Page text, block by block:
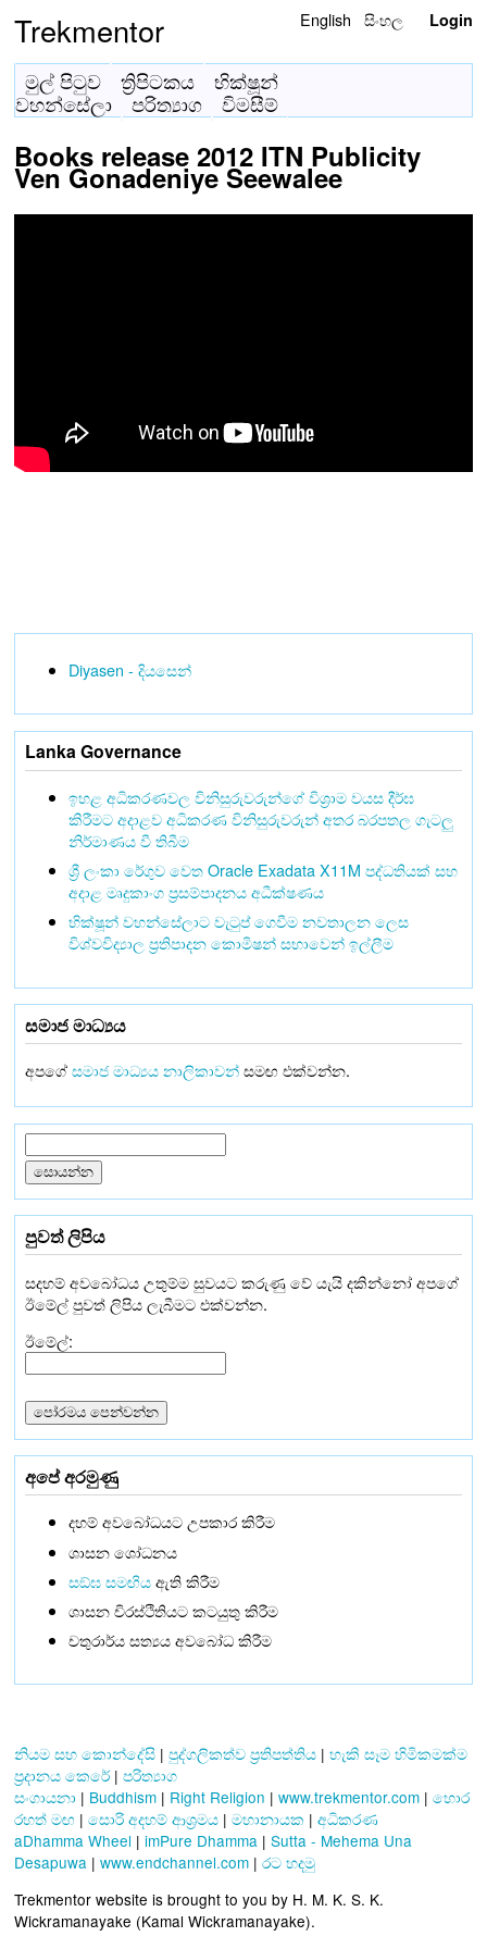
Trekmentor English සිංහල Login
මුල් පිටුව ත්‍රිපිටකය
භික්ෂූන්
වහන්සේලා
පරිත්‍යාග විමසීම්
Books release 2012 ITN Publicity
Ven Gonadeniye Seewalee
Diyasen - දියසෙන්
Lanka Governance
ඉහළ අධිකරණවල විනිසුරුවරුන්ගේ විශ්‍රාම වයස දීර්ඝ
කිරීමට අදාළව අධිකරණ විනිසුරුවරුන් අතර බරපතල ගැටලු
නිර්මාණය වී තිබීම
ශ්‍රී ලංකා රේගුව වෙත Oracle Exadata X11M පද්ධතියක් සහ
අදාළ මෘදුකාංග ප්‍රසම්පාදනය අධීක්ෂණය
භික්ෂූන් වහන්සේලාට වැටුප් ගෙවීම නවතාලන ලෙස
විශ්වවිද්‍යාල ප්‍රතිපාදන කොමිෂන් සභාවෙන් ඉල්ලීම
සමාජ මාධ්‍යය
අපගේසමාජ මාධ්‍යය නාලිකාවන්සමඟ එක්වන්න.
පුවත් ලිපිය
සදහම් අවබෝධය උතුම්ම සුවයට කරුණු වේ යැයි දකින්නෝ අපගේ
ඊමේල් පුවත් ලිපිය ලැබීමට එක්වන්න.
ඊමේල්:
අපේ අරමුණු
දහම් අවබෝධයට උපකාර කිරීම
ශාසන ශෝධනය
සඞ්‌ඝ සමඟියඇති කිරීම
ශාසන චිරස්ථිතියට කටයුතු කිරීම
චතුරාර්ය සත්‍යය අවබෝධ කිරීම
නියම සහ කොන්දේසි | පුද්ගලිකත්ව ප්‍රතිපත්තිය | හැකි සෑම හිමිකමක්ම
ප්‍රදානය කෙරේ | පරිත්‍යාග
සංගායනා | Buddhism | Right Religion | www.trekmentor.com | හොර
රහත් මඟ | සොරි අදහම් ආශ්‍රමය | මහානායක | අධිකරණ
aDhamma Wheel | imPure Dhamma | Sutta - Mehema Una
Desapuwa | www.endchannel.com | රට හදමු
Trekmentor website is brought to you by H. M. K. S. K.
Wickramanayake (Kamal Wickramanayake).